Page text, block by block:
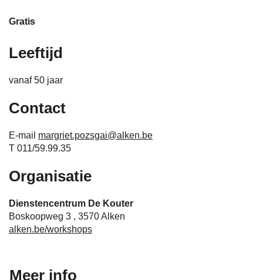
gratis
Leeftijd
vanaf 50 jaar
Contact
E-
mail
margriet.pozsgai@alken.be
Tel.011/59.99.35
Organisatie
Dienstencentrum De Kouter
Boskoopweg 3 , 3570Alken
Website
alken.be/workshops
Meer info